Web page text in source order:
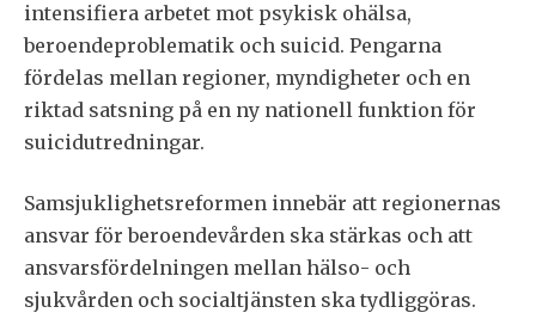
intensifiera arbetet mot psykisk ohälsa,
beroendeproblematik och suicid. Pengarna
fördelas mellan regioner, myndigheter och en
riktad satsning på en ny nationell funktion för
suicidutredningar.
Samsjuklighetsreformen innebär att regionernas
ansvar för beroendevården ska stärkas och att
ansvarsfördelningen mellan hälso- och
sjukvården och socialtjänsten ska tydliggöras.